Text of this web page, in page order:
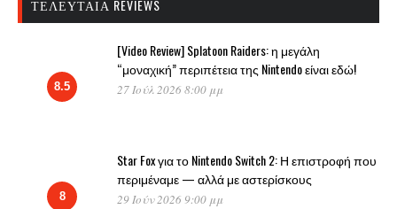
ΤΕΛΕΥΤΑΊΑ REVIEWS
8.5
[Video Review] Splatoon Raiders: η μεγάλη
“μοναχική” περιπέτεια της Nintendo είναι εδώ!
27 Ιούλ 2026 8:00 μμ
8
Star Fox για το Nintendo Switch 2: Η επιστροφή που
περιμέναμε — αλλά με αστερίσκους
29 Ιούν 2026 9:00 μμ